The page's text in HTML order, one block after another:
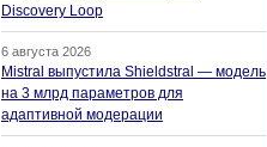
Discovery Loop
6 августа 2026
Mistral выпустила Shieldstral — модель
на 3 млрд параметров для
адаптивной модерации